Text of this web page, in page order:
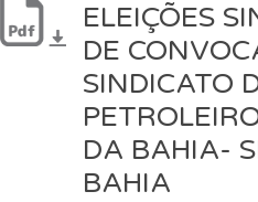
ELEIÇÕES
DE
SINDICATO
DA BAHIA-
BAHIA